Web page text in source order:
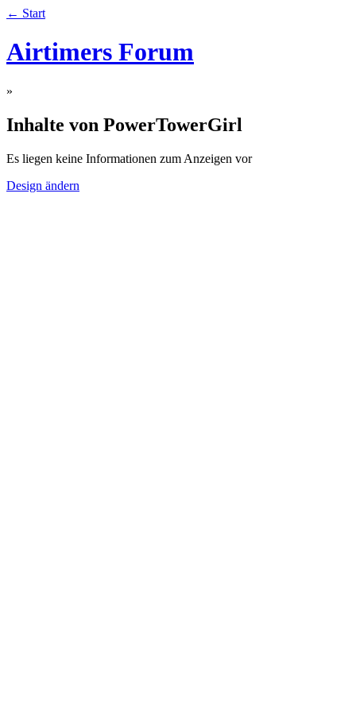
← Start
Airtimers Forum
»
Inhalte von PowerTowerGirl
Es liegen keine Informationen zum Anzeigen vor
Design ändern